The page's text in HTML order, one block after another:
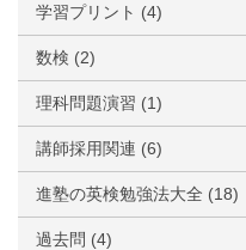
学習プリント (4)
数検 (2)
理科問題演習 (1)
講師採用関連 (6)
進塾の英検勉強法大全 (18)
過去問 (4)